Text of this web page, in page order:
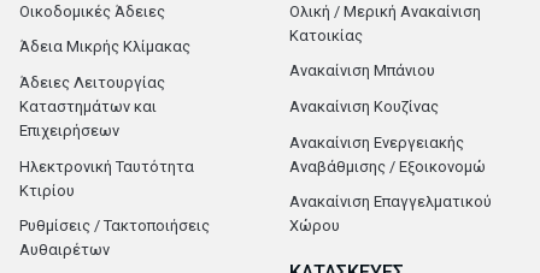
Οικοδομικές Άδειες
Άδεια Μικρής Κλίμακας
Άδειες Λειτουργίας
Καταστημάτων και
Επιχειρήσεων
Ηλεκτρονική Ταυτότητα
Κτιρίου
Ρυθμίσεις / Τακτοποιήσεις
Αυθαιρέτων
Ολική / Μερική Ανακαίνιση
Κατοικίας
Ανακαίνιση Μπάνιου
Ανακαίνιση Κουζίνας
Ανακαίνιση Ενεργειακής
Αναβάθμισης / Εξοικονομώ
Ανακαίνιση Επαγγελματικού
Χώρου